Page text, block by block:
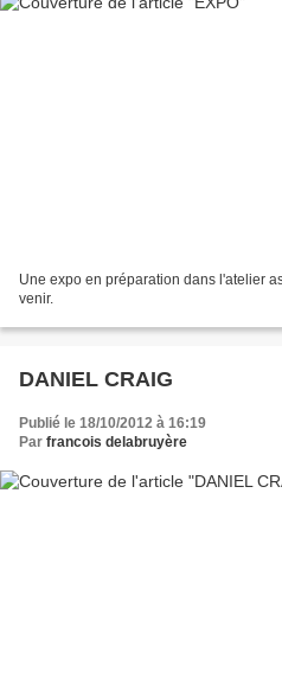
Une expo en préparation dans l'atelier
venir.
DANIEL CRAIG
Publié le 18/10/2012 à 16:19
Par francois delabruyère